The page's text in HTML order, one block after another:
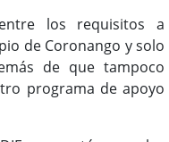
los requisitos a
de Coronango y solo
de que tampoco
programa de apoyo